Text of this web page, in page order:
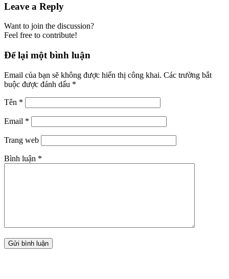
Leave a Reply
Want to join the discussion?
Feel free to contribute!
Để lại một bình luận
Email của bạn sẽ không được hiển thị công khai. Các trường bắt
buộc được đánh dấu *
Tên *
Email *
Trang web
Bình luận *